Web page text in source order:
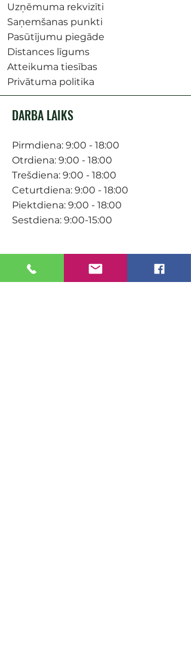
Uzņēmuma rekvizīti
Saņemšanas punkti
Pasūtījumu piegāde
Distances līgums
Atteikuma tiesības
Privātuma politika
DARBA LAIKS
Pirmdiena: 9:00 - 18:00
Otrdiena: 9:00 - 18:00
Trešdiena: 9:00 - 18:00
Ceturtdiena: 9:00 - 18:00
Piektdiena: 9:00 - 18:00
Sestdiena: 9:00-15:00
KONTAKTI